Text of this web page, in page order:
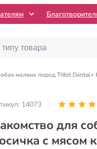
мелких пород Titbit Dental+
14073
для
с мясом